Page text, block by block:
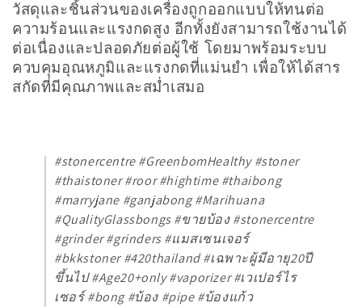
วัสดุและชิ้นส่วนของเครื่องถูกออกแบบให้ทนต่อ
ความร้อนและแรงกดสูง อีกทั้งยังสามารถใช้งานได้
ต่อเนื่องและปลอดภัยต่อผู้ใช้ โดยมาพร้อมระบบ
ควบคุมอุณหภูมิและแรงกดที่แม่นยำ เพื่อให้ได้สาร
สกัดที่มีคุณภาพและสม่ำเสมอ
#stonercentre #GreenbomHealthy #stoner
#thaistoner #roor #hightime #thaibong
#marryjane #ganjabong #Marihuana
#QualityGlassbongs #ขายบ้อง #stonercentre
#grinder #grinders #แมสเซนเจอร์
#bkkstoner #420thailand #เฉพาะผู้มีอายุ20ปี
ขึ้นไป #Age20+only #vaporizer #เวเปอร์ไร
เซอร์ #bong #บ้อง #pipe #บ้องแก้ว